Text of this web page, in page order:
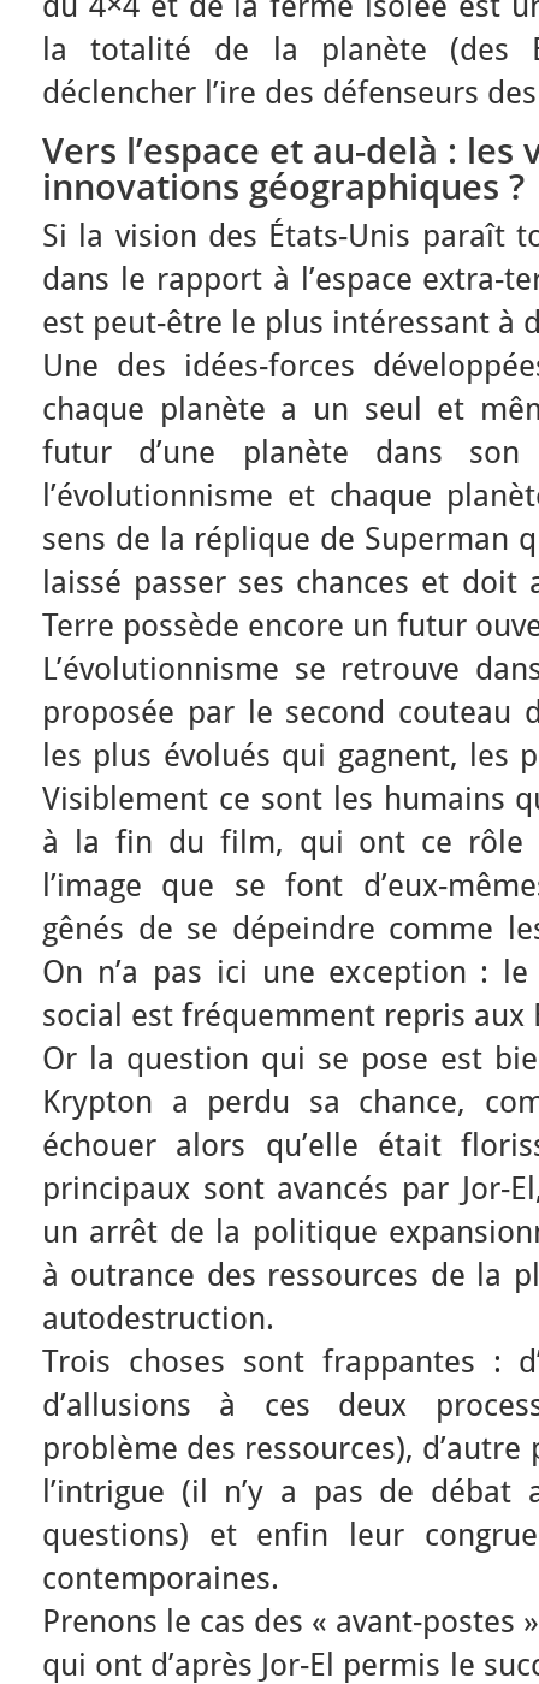
la totalité de la planète (des
déclencher l’ire des défenseurs
Vers l’espace et au-delà : les
innovations géographiques ?
Si la vision des États-Unis paraît
dans le rapport à l’espace extra-
est peut-être le plus intéressant à
Une des idées-forces
chaque planète a un seul et
futur d’une planète dans son
l’évolutionnisme et chaque
sens de la réplique de Superman
laissé passer ses chances et
Terre possède encore un futur
L’évolutionnisme se retrouve
proposée par le second couteau
les plus évolués qui gagnent, les
Visiblement ce sont les humains
à la fin du film, qui ont ce rôle
l’image que se font d’eux-
gênés de se dépeindre comme
On n’a pas ici une exception :
social est fréquemment repris aux
Or la question qui se pose est
Krypton a perdu sa chance,
échouer alors qu’elle était
principaux sont avancés par Jor-
un arrêt de la politique
à outrance des ressources de la
autodestruction.
Trois choses sont frappantes :
d’allusions à ces deux
problème des ressources),
l’intrigue (il n’y a pas de
questions) et enfin leur
contemporaines.
Prenons le cas des « avant-postes
qui ont d’après Jor-El permis le